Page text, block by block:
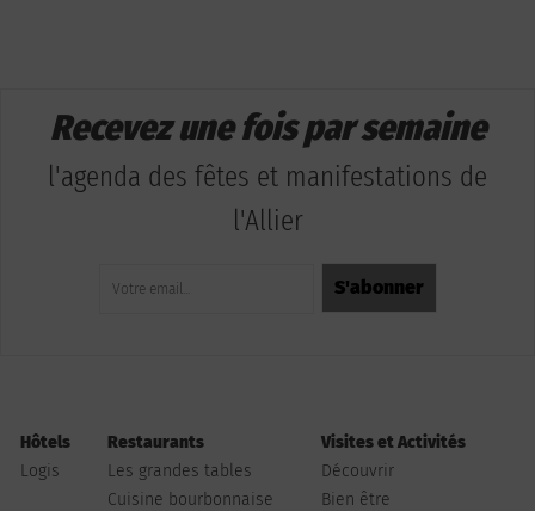
Recevez une fois par semaine
l'agenda des fêtes et manifestations de
l'Allier
Hôtels
Logis
Restaurants
Les grandes tables
Cuisine bourbonnaise
Visites et Activités
Découvrir
Bien être